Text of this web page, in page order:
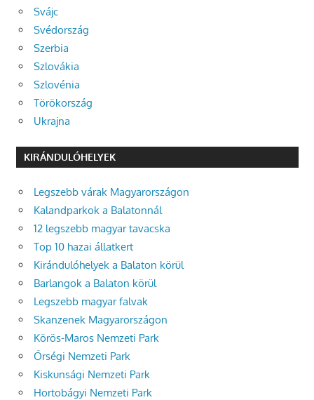
Svájc
Svédország
Szerbia
Szlovákia
Szlovénia
Törökország
Ukrajna
KIRÁNDULÓHELYEK
Legszebb várak Magyarországon
Kalandparkok a Balatonnál
12 legszebb magyar tavacska
Top 10 hazai állatkert
Kirándulóhelyek a Balaton körül
Barlangok a Balaton körül
Legszebb magyar falvak
Skanzenek Magyarországon
Körös-Maros Nemzeti Park
Őrségi Nemzeti Park
Kiskunsági Nemzeti Park
Hortobágyi Nemzeti Park